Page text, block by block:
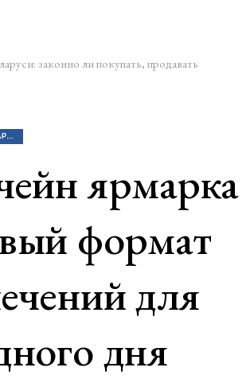
законно ли покупать, продавать
КРИПТОВАЛЮТА В БЕЛАРУСИ: ЗАКОННО ЛИ ПОКУПАТЬ, ПРОДАВАТЬ КРИПТУ?
ярмарка
формат
для
дня